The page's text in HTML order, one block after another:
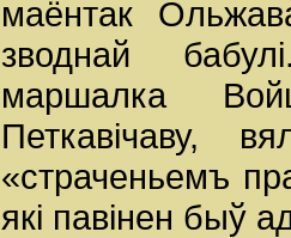
маёнтак
зводнай
маршалка
Петкавічаву,
«страченьемъ
які павінен быў